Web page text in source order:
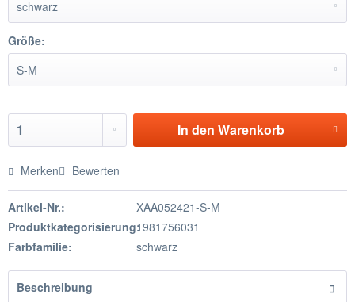
Größe:
In den Warenkorb
Merken Bewerten
Artikel-Nr.:
XAA052421-S-M
Produktkategorisierung:1981756031
Farbfamilie:
schwarz
Beschreibung